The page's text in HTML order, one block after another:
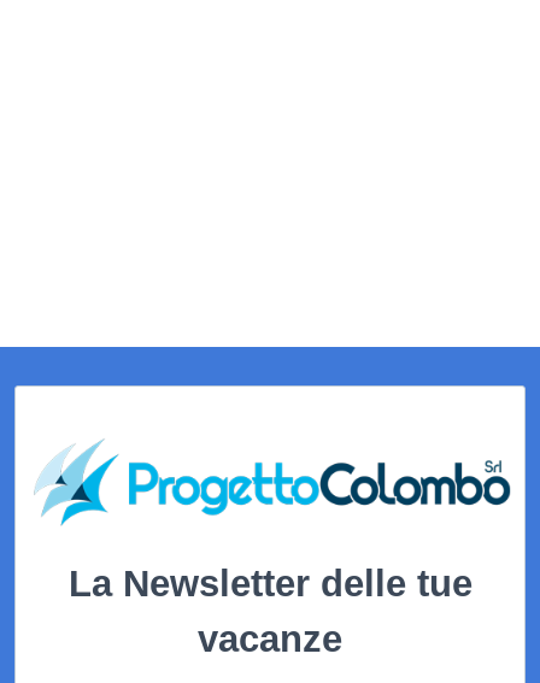
La Newsletter delle tue
vacanze